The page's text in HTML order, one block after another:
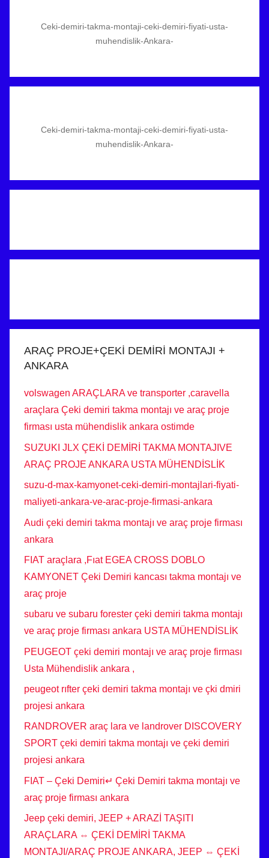
Ceki-demiri-takma-montaji-ceki-demiri-fiyati-usta-
muhendislik-Ankara-
Ceki-demiri-takma-montaji-ceki-demiri-fiyati-usta-
muhendislik-Ankara-
ARAÇ PROJE+ÇEKİ DEMİRİ MONTAJI +
ANKARA
volswagen ARAÇLARA ve transporter ,caravella
araçlara Çeki demiri takma montajı ve araç proje
firması usta mühendislik ankara ostimde
SUZUKI JLX ÇEKİ DEMİRİ TAKMA MONTAJIVE
ARAÇ PROJE ANKARA USTA MÜHENDİSLİK
suzu-d-max-kamyonet-ceki-demiri-montajlari-fiyati-
maliyeti-ankara-ve-arac-proje-firmasi-ankara
Audi çeki demiri takma montajı ve araç proje firması
ankara
FIAT araçlara ,Fıat EGEA CROSS DOBLO
KAMYONET Çeki Demiri kancası takma montajı ve
araç proje
subaru ve subaru forester çeki demiri takma montajı
ve araç proje firması ankara USTA MÜHENDİSLİK
PEUGEOT çeki demiri montajı ve araç proje firması
Usta Mühendislik ankara ,
peugeot rıfter çeki demiri takma montajı ve çki dmiri
projesi ankara
RANDROVER araç lara ve landrover DISCOVERY
SPORT çeki demiri takma montajı ve çeki demiri
projesi ankara
FIAT – Çeki Demiri↵ Çeki Demiri takma montajı ve
araç proje firması ankara
Jeep çeki demiri, JEEP + ARAZİ TAŞITI
ARAÇLARA ⇔ ÇEKİ DEMİRİ TAKMA
MONTAJI/ARAÇ PROJE ANKARA, JEEP ⇔ ÇEKİ